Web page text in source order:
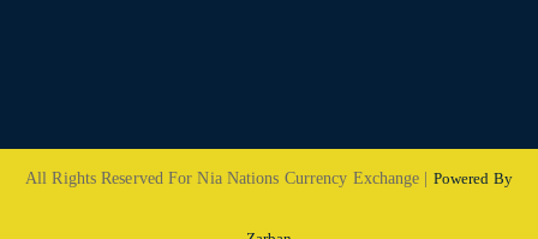
All Rights Reserved For Nia Nations Currency Exchange | Powered By